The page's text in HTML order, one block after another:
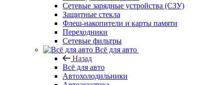
Сетевые зарядные устройства (СЗУ)
Защитные стекла
Флеш-накопители и карты памяти
Переходники
Сетевые фильтры
Всё для авто
Назад
Всё для авто
Автохолодильники